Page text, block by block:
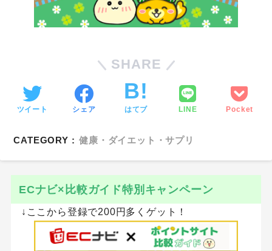
SHARE
ツイート シェア はてブ LINE Pocket
CATEGORY : 健康・ダイエット・サプリ
ECナビ×比較ガイド特別キャンペーン
↓ここから登録で200円多くゲット！